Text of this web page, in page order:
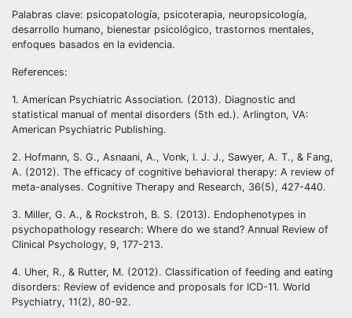
Palabras clave: psicopatología, psicoterapia, neuropsicología,
desarrollo humano, bienestar psicológico, trastornos mentales,
enfoques basados en la evidencia.
References:
1. American Psychiatric Association. (2013). Diagnostic and
statistical manual of mental disorders (5th ed.). Arlington, VA:
American Psychiatric Publishing.
2. Hofmann, S. G., Asnaani, A., Vonk, I. J. J., Sawyer, A. T., & Fang,
A. (2012). The efficacy of cognitive behavioral therapy: A review of
meta-analyses. Cognitive Therapy and Research, 36(5), 427-440.
3. Miller, G. A., & Rockstroh, B. S. (2013). Endophenotypes in
psychopathology research: Where do we stand? Annual Review of
Clinical Psychology, 9, 177-213.
4. Uher, R., & Rutter, M. (2012). Classification of feeding and eating
disorders: Review of evidence and proposals for ICD-11. World
Psychiatry, 11(2), 80-92.